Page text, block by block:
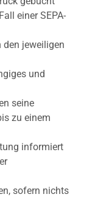
einer SEPA-
jeweiligen
und
seine
zu einem
informiert
sofern nichts